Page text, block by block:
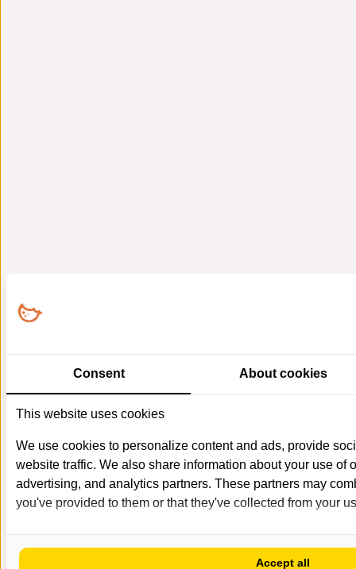
Consent About cookies
This website uses cookies
We use cookies to personalize content and ads, provide
website traffic. We also share information about your use of
advertising, and analytics partners. These partners may
you've provided to them or that they've collected from your
Accept all